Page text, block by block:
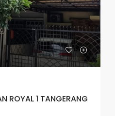
ROYAL 1 TANGERANG